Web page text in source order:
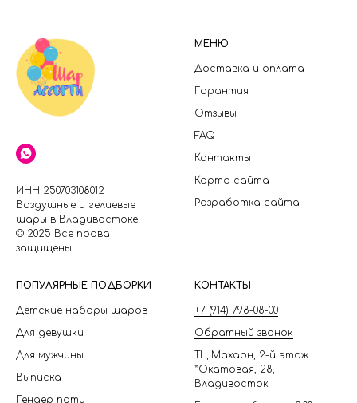
ИНН 250703108012
Воздушные и гелиевые
шары в Владивостоке
© 2025 Все права
защищены
МЕНЮ
Доставка и оплата
Гарантия
Отзывы
FAQ
Контакты
Карта сайта
Разработка сайта
ПОПУЛЯРНЫЕ ПОДБОРКИ
Детские наборы шаров
Для девушки
Для мужчины
Выписка
Гендер пати
КОНТАКТЫ
+7 (914) 798-08-00
Обратный звонок
ТЦ Махаон, 2-й этаж
*Окатовая, 28,
Владивосток